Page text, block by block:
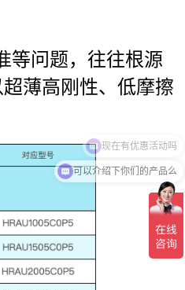
等问题，往往根源
薄高刚性、低摩擦
可以介绍下你们的产品么